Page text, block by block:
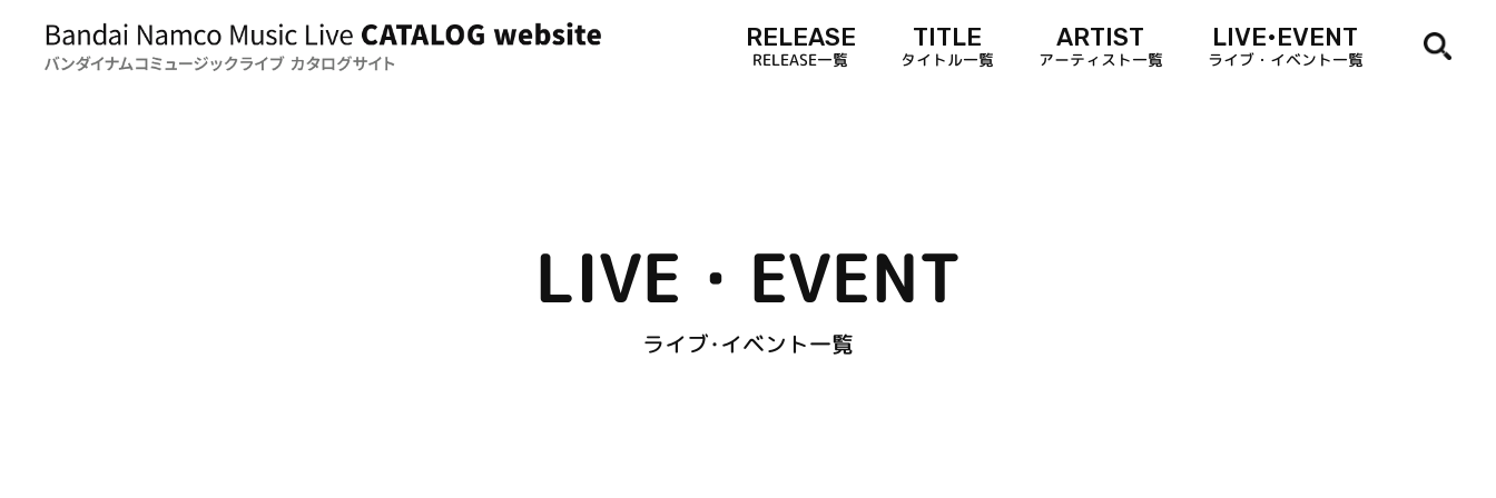
RELEASE
RELEASE一覧
TITLE
タイトル一覧
ARTIST
アーティスト一覧
LIVE•EVENT
ライブ・イベント一覧
LIVE・EVENT
ライブ･イベント一覧